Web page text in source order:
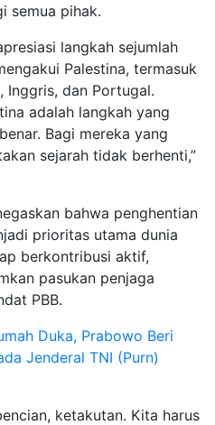
semua pihak.
langkah sejumlah
Palestina, termasuk
Inggris, dan Portugal.
adalah langkah yang
Bagi mereka yang
sejarah tidak berhenti,”
bahwa penghentian
prioritas utama dunia
berkontribusi aktif,
pasukan penjaga
PBB.
Duka, Prabowo Beri
Jenderal TNI (Purn)
ketakutan. Kita harus